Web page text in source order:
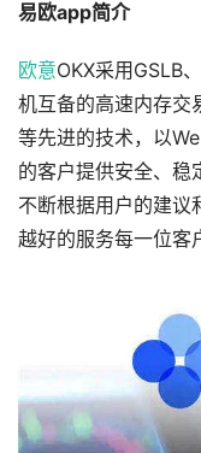
易欧app简介
欧意OKX采用GSLB
机互备的高速内存交
等先进的技术，以
的客户提供安全、稳
不断根据用户的建议
越好的服务每一位客